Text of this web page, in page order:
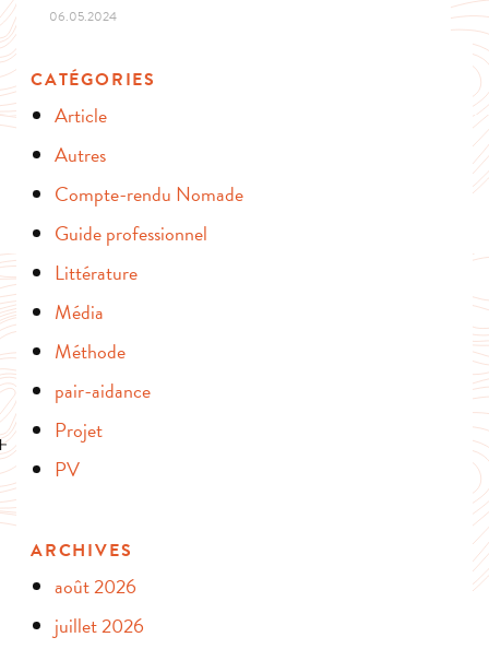
06.05.2024
CATÉGORIES
Article
Autres
Compte-rendu Nomade
Guide professionnel
Littérature
Média
Méthode
pair-aidance
Projet
PV
ARCHIVES
août 2026
juillet 2026